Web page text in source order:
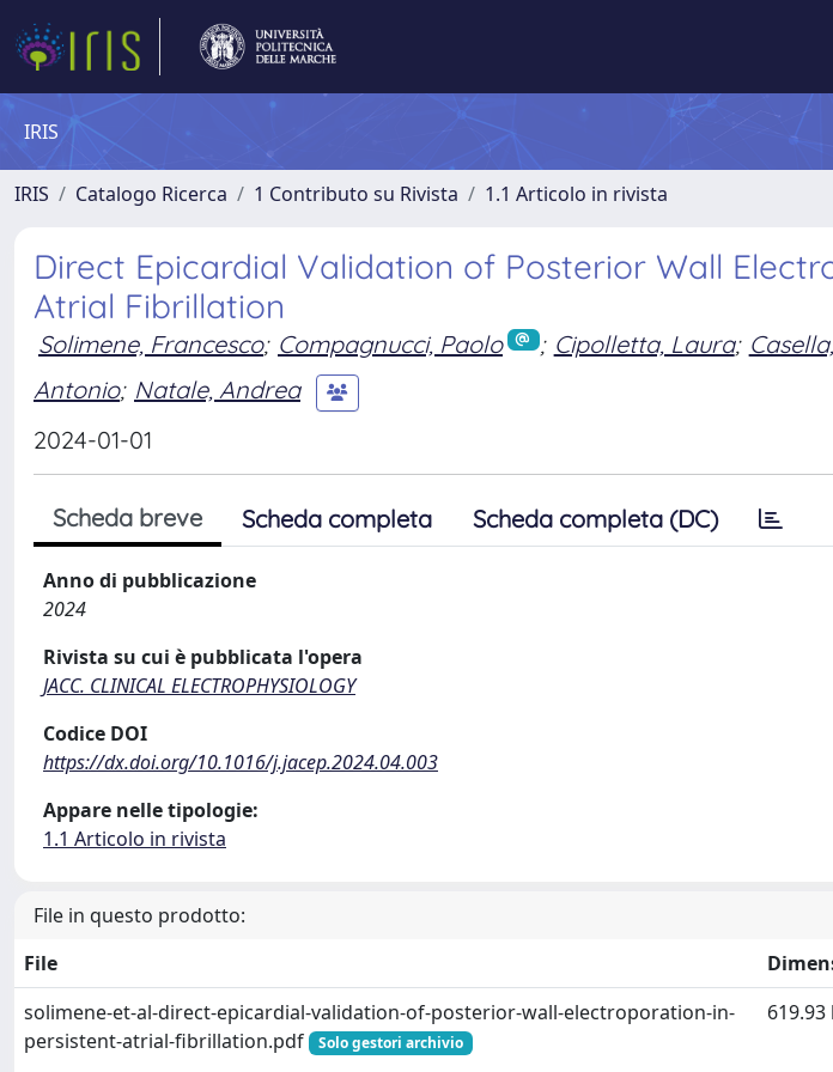
IRIS
IRIS Catalogo Ricerca 1 Contributo su Rivista 1.1 Articolo in rivista
Direct Epicardial Validation of Posterior Wall
Atrial Fibrillation
Solimene, Francesco; Compagnucci, Paolo ; Cipolletta, Laura;
Antonio; Natale, Andrea
2024-01-01
Scheda breve Scheda completa Scheda completa (DC)
Anno di pubblicazione
2024
Rivista su cui è pubblicata l'opera
JACC. CLINICAL ELECTROPHYSIOLOGY
Codice DOI
https://dx.doi.org/10.1016/j.jacep.2024.04.003
Appare nelle tipologie:
1.1 Articolo in rivista
File in questo prodotto:
File
solimene-et-al-direct-epicardial-validation-of-posterior-wall-electroporation-in-
persistent-atrial-fibrillation.pdf
Solo gestori archivio
619.93